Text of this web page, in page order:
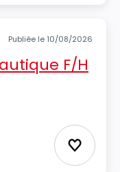
Publiée le 10/08/2026
F/H
Ajouter